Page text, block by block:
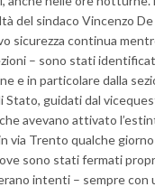
del sindaco Vincenzo
sicurezza continua
– sono stati
e in particolare dalla
Stato, guidati dal
avevano attivato
via Trento qualche
sono stati fermati
intenti – sempre con